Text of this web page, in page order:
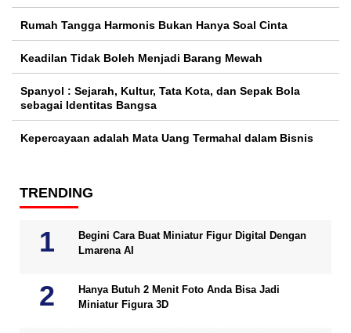
Rumah Tangga Harmonis Bukan Hanya Soal Cinta
Keadilan Tidak Boleh Menjadi Barang Mewah
Spanyol : Sejarah, Kultur, Tata Kota, dan Sepak Bola
sebagai Identitas Bangsa
Kepercayaan adalah Mata Uang Termahal dalam Bisnis
TRENDING
Begini Cara Buat Miniatur Figur Digital Dengan
Lmarena AI
Hanya Butuh 2 Menit Foto Anda Bisa Jadi
Miniatur Figura 3D